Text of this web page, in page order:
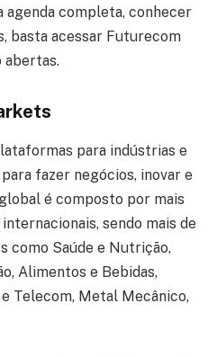
completa, conhecer
basta acessar Futurecom
abertas.
para indústrias e
fazer negócios, inovar e
é composto por mais
sendo mais de
como Saúde e Nutrição,
Alimentos e Bebidas,
Telecom, Metal Mecânico,